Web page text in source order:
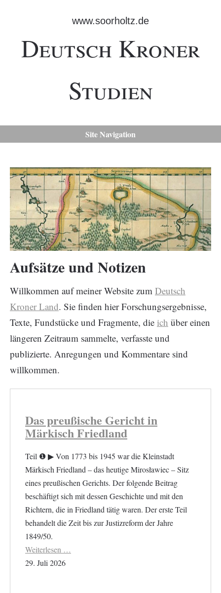
www.soorholtz.de
Deutsch Kroner
Studien
Site Navigation
Aufsätze und Notizen
Willkommen auf meiner Website zum Deutsch
Kroner Land. Sie finden hier Forschungsergebnisse,
Texte, Fundstücke und Fragmente, die ich über einen
längeren Zeitraum sammelte, verfasste und
publizierte. Anregungen und Kommentare sind
willkommen.
Das preußische Gericht in
Märkisch Friedland
Teil ❶ ▶︎ Von 1773 bis 1945 war die Kleinstadt
Märkisch Friedland – das heutige Mirosławiec – Sitz
eines preußischen Gerichts. Der folgende Beitrag
beschäftigt sich mit dessen Geschichte und mit den
Richtern, die in Friedland tätig waren. Der erste Teil
behandelt die Zeit bis zur Justizreform der Jahre
1849/50.
Weiterlesen …
29. Juli 2026